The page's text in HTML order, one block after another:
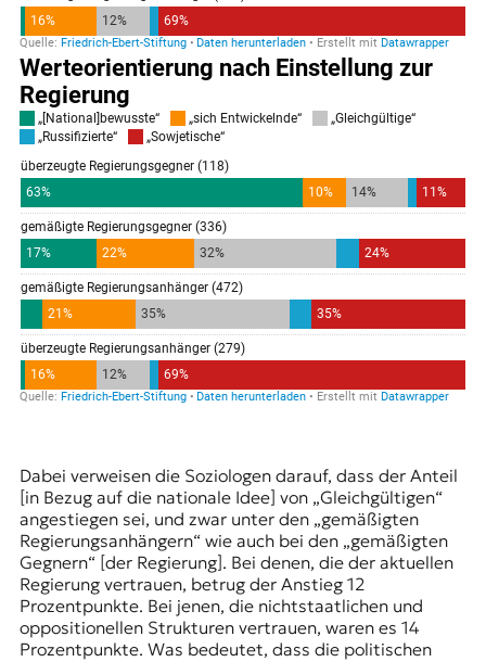
Dabei verweisen die Soziologen darauf, dass der Anteil
[in Bezug auf die nationale Idee] von „Gleichgültigen“
angestiegen sei, und zwar unter den „gemäßigten
Regierungsanhängern“ wie auch bei den „gemäßigten
Gegnern“ [der Regierung]. Bei denen, die der aktuellen
Regierung vertrauen, betrug der Anstieg 12
Prozentpunkte. Bei jenen, die nichtstaatlichen und
oppositionellen Strukturen vertrauen, waren es 14
Prozentpunkte. Was bedeutet, dass die politischen